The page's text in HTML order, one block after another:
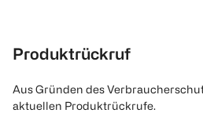
Produktrückruf
Aus Gründen des
aktuellen Produktrückrufe.